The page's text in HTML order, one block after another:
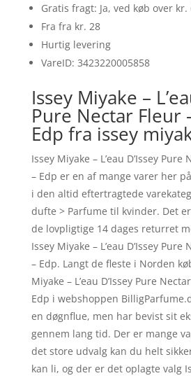
Gratis fragt: Ja, ved køb over kr.
Fra fra kr. 28
Hurtig levering
VareID: 3423220005858
Issey Miyake –
Pure Nectar Fleur
Edp fra issey
Issey Miyake – L’eau D’Issey
– Edp er en af mange varer her
i den altid eftertragtede
dufte > Parfume til kvinder. Det
de lovpligtige 14 dages returret
Issey Miyake – L’eau D’Issey
– Edp. Langt de fleste i Norden
Miyake – L’eau D’Issey Pure
Edp i webshoppen
en døgnflue, men har bevist sit
gennem lang tid. Der er mange
det store udvalg kan du helt
kan li, og der er det oplagte valg